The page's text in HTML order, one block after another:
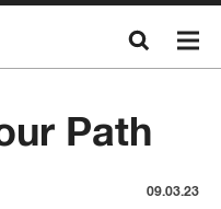
Path
09.03.23